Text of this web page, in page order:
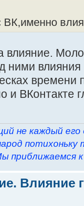
ВК,именно
влияние.
ними влияния
времени
и ВКонтакте
не каждый его
потихоньку
приближаемся к
Влияние